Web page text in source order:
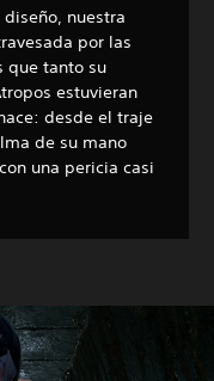
nuestra
por las
que tanto su
estuvieran
desde el traje
de su mano
una pericia casi